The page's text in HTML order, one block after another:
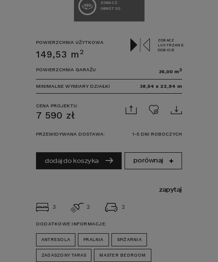
ZOBACZ
OBRÓT 3D
3 2 2
DODATKOWE INFORMACJE:
ANTRESOLA PRALNIA SPIŻARNIA
ZADASZONY TARAS MASTER BEDROOM
POWIERZCHNIA UŻYTKOWA
149,53 m 2
ZOBACZ
LUSTRZANE
ODBICIE
POWIERZCHNIA GARAŻU 36,00 m2
MINIMALNE WYMIARY DZIAŁKI 38,54 x 22,94 m
CENA PROJEKTU:
7 590 zł
PRZEWIDYWANA DOSTAWA: 1-5 DNI ROBOCZYCH
dodaj do koszyka porównaj
zapytaj